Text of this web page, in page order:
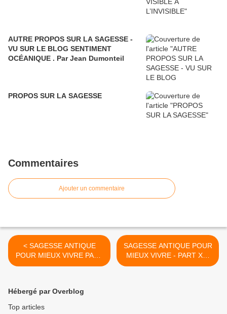
AUTRE PROPOS SUR LA SAGESSE -
VU SUR LE BLOG SENTIMENT
OCÉANIQUE . Par Jean Dumonteil
PROPOS SUR LA SAGESSE
Commentaires
Ajouter un commentaire
< SAGESSE ANTIQUE
POUR MIEUX VIVRE PART
XVIII
SAGESSE ANTIQUE POUR
MIEUX VIVRE - PART XX-
Plotin >
Hébergé par Overblog
Top articles